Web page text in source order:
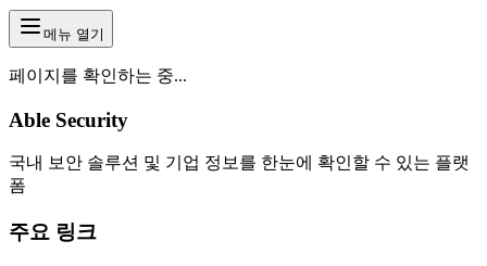
메뉴 열기
페이지를 확인하는 중...
Able Security
국내 보안 솔루션 및 기업 정보를 한눈에 확인할 수 있는 플랫
폼
주요 링크